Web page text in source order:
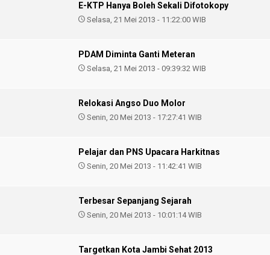
E-KTP Hanya Boleh Sekali Difotokopy
Selasa, 21 Mei 2013 - 11:22:00 WIB
PDAM Diminta Ganti Meteran
Selasa, 21 Mei 2013 - 09:39:32 WIB
Relokasi Angso Duo Molor
Senin, 20 Mei 2013 - 17:27:41 WIB
Pelajar dan PNS Upacara Harkitnas
Senin, 20 Mei 2013 - 11:42:41 WIB
Terbesar Sepanjang Sejarah
Senin, 20 Mei 2013 - 10:01:14 WIB
Targetkan Kota Jambi Sehat 2013